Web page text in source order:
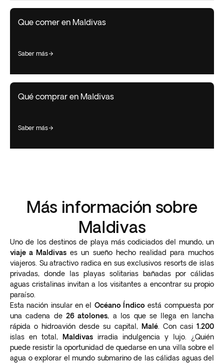
Que comer en Maldivas
saber más
Qué comprar en Maldivas
saber más
Más información sobre
Maldivas
Uno de los destinos de playa más codiciados del mundo, un
viaje a Maldivas es un sueño hecho realidad para muchos
viajeros. Su atractivo radica en sus exclusivos resorts de islas
privadas, donde las playas solitarias bañadas por cálidas
aguas cristalinas invitan a los visitantes a encontrar su propio
paraíso.
Esta nación insular en el Océano Índico está compuesta por
una cadena de26 atolones, a los que se llega en lancha
rápida o hidroavión desde su capital,
Malé. Con casi1.200
islas en total,
Maldivas irradia indulgencia y lujo. ¿Quién
puede resistir la oportunidad de quedarse en una villa sobre el
agua o explorar el mundo submarino de las cálidas aguas del